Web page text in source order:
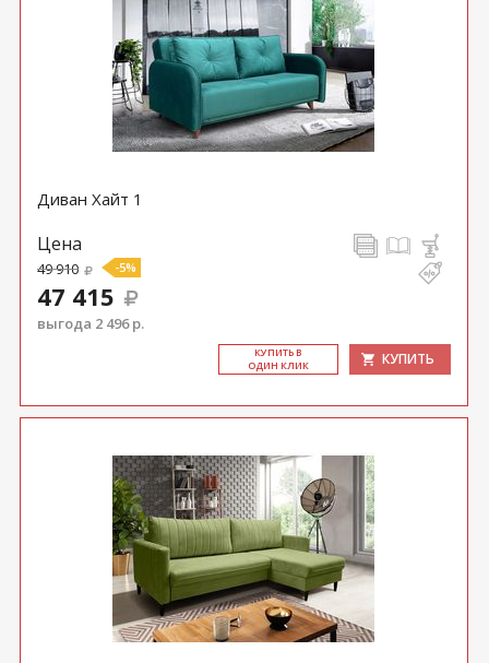
Диван Хайт 1
Цена
49 910 -5%
47 415
выгода 2 496 р.
КУ­ПИТЬ В
ОДИН КЛИК
КУПИТЬ